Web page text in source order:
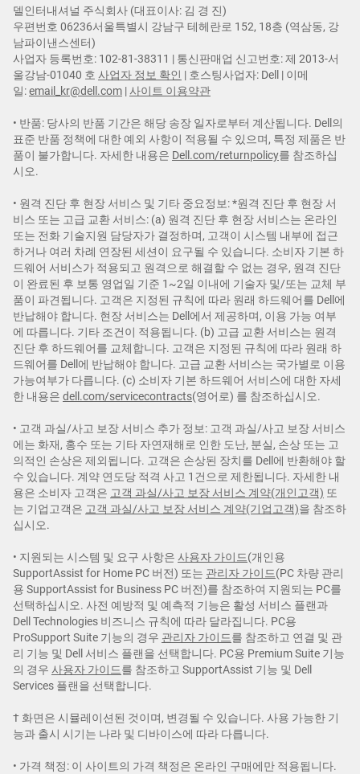
델인터내셔널 주식회사 (대표이사: 김 경 진​)
우편번호 06236서울특별시 강남구 테헤란로 152, 18층 (역삼동, 강
남파이낸스센터)
사업자 등록번호: 102-81-38311 | 통신판매업 신고번호: 제 2013-서
울강남-01040 호 사업자 정보 확인 | 호스팅사업자: Dell | 이메
일:email_kr@dell.com |사이트 이용약관
• 반품: 당사의 반품 기간은 해당 송장 일자로부터 계산됩니다. Dell의
표준 반품 정책에 대한 예외 사항이 적용될 수 있으며, 특정 제품은 반
품이 불가합니다. 자세한 내용은 Dell.com/returnpolicy를 참조하십
시오.
• 원격 진단 후 현장 서비스 및 기타 중요정보: *원격 진단 후 현장 서
비스 또는 고급 교환 서비스: (a) 원격 진단 후 현장 서비스는 온라인
또는 전화 기술지원 담당자가 결정하며, 고객이 시스템 내부에 접근
하거나 여러 차례 연장된 세션이 요구될 수 있습니다. 소비자 기본 하
드웨어 서비스가 적용되고 원격으로 해결할 수 없는 경우, 원격 진단
이 완료된 후 보통 영업일 기준 1~2일 이내에 기술자 및/또는 교체 부
품이 파견됩니다. 고객은 지정된 규칙에 따라 원래 하드웨어를 Dell에
반납해야 합니다. 현장 서비스는 Dell에서 제공하며, 이용 가능 여부
에 따릅니다. 기타 조건이 적용됩니다. (b) 고급 교환 서비스는 원격
진단 후 하드웨어를 교체합니다. 고객은 지정된 규칙에 따라 원래 하
드웨어를 Dell에 반납해야 합니다. 고급 교환 서비스는 국가별로 이용
가능여부가 다릅니다. (c) 소비자 기본 하드웨어 서비스에 대한 자세
한 내용은 dell.com/servicecontracts(영어로) 를 참조하십시오.
• 고객 과실/사고 보장 서비스 추가 정보: 고객 과실/사고 보장 서비스
에는 화재, 홍수 또는 기타 자연재해로 인한 도난, 분실, 손상 또는 고
의적인 손상은 제외됩니다. 고객은 손상된 장치를 Dell에 반환해야 할
수 있습니다. 계약 연도당 적격 사고 1건으로 제한됩니다. 자세한 내
용은 소비자 고객은 고객 과실/사고 보장 서비스 계약(개인고객) 또
는 기업고객은 고객 과실/사고 보장 서비스 계약(기업고객)을 참조하
십시오.
• 지원되는 시스템 및 요구 사항은 사용자 가이드(개인용
SupportAssist for Home PC 버전) 또는 관리자 가이드(PC 차량 관리
용 SupportAssist for Business PC 버전)를 참조하여 지원되는 PC를
선택하십시오. 사전 예방적 및 예측적 기능은 활성 서비스 플랜과
Dell Technologies 비즈니스 규칙에 따라 달라집니다. PC용
ProSupport Suite 기능의 경우 관리자 가이드를 참조하고 연결 및 관
리 기능 및 Dell 서비스 플랜을 선택합니다. PC용 Premium Suite 기능
의 경우 사용자 가이드를 참조하고 SupportAssist 기능 및 Dell
Services 플랜을 선택합니다.
† 화면은 시뮬레이션된 것이며, 변경될 수 있습니다. 사용 가능한 기
능과 출시 시기는 나라 및 디바이스에 따라 다릅니다.
• 가격 책정: 이 사이트의 가격 책정은 온라인 구매에만 적용됩니다.